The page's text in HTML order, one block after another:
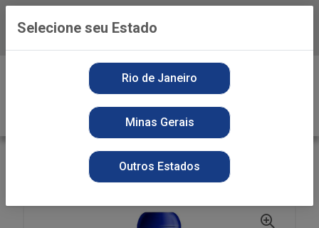
Baixe já o APP da Playvender
AMACIANTE
SECOS
AMAC FOFO 500ML CONC CHEIRINHO BEBE
Selecione seu Estado
Rio de Janeiro
Minas Gerais
Outros Estados